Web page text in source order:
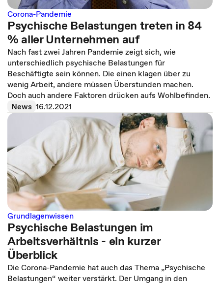
Corona-Pandemie
Psychische Belastungen treten in 84
% aller Unternehmen auf
Nach fast zwei Jahren Pandemie zeigt sich, wie
unterschiedlich psychische Belastungen für
Beschäftigte sein können. Die einen klagen über zu
wenig Arbeit, andere müssen Überstunden machen.
Doch auch andere Faktoren drücken aufs Wohlbefinden.
News 16.12.2021
Grundlagenwissen
Psychische Belastungen im
Arbeitsverhältnis - ein kurzer
Überblick
Die Corona-Pandemie hat auch das Thema „Psychische
Belastungen“ weiter verstärkt. Der Umgang in den